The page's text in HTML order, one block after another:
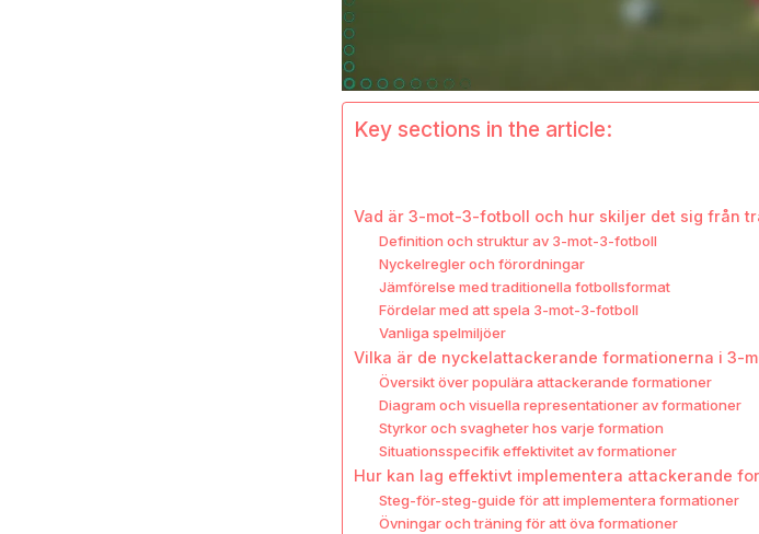
Key sections in the article:
Vad är 3-mot-3-fotboll och hur skiljer det sig från
Definition och struktur av 3-mot-3-fotboll
Nyckelregler och förordningar
Jämförelse med traditionella fotbollsformat
Fördelar med att spela 3-mot-3-fotboll
Vanliga spelmiljöer
Vilka är de nyckelattackerande formationerna i 3-
Översikt över populära attackerande formationer
Diagram och visuella representationer av formationer
Styrkor och svagheter hos varje formation
Situationsspecifik effektivitet av formationer
Hur kan lag effektivt implementera attackerande
Steg-för-steg-guide för att implementera formationer
Övningar och träning för att öva formationer